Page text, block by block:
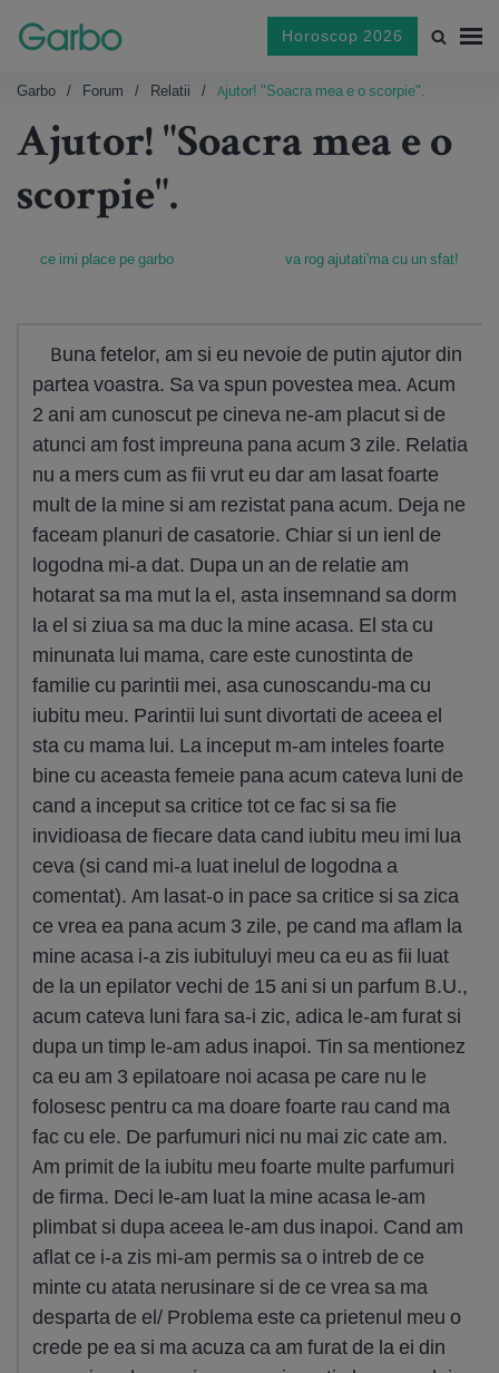
Horoscop 2026
Garbo Forum Relatii Ajutor! "Soacra mea e o scorpie".
Ajutor! "Soacra mea e o
scorpie".
ce imi place pe garbo va rog ajutati'ma cu un sfat!
Buna fetelor, am si eu nevoie de putin ajutor din
partea voastra. Sa va spun povestea mea. Acum
2 ani am cunoscut pe cineva ne-am placut si de
atunci am fost impreuna pana acum 3 zile. Relatia
nu a mers cum as fii vrut eu dar am lasat foarte
mult de la mine si am rezistat pana acum. Deja ne
faceam planuri de casatorie. Chiar si un ienl de
logodna mi-a dat. Dupa un an de relatie am
hotarat sa ma mut la el, asta insemnand sa dorm
la el si ziua sa ma duc la mine acasa. El sta cu
minunata lui mama, care este cunostinta de
familie cu parintii mei, asa cunoscandu-ma cu
iubitu meu. Parintii lui sunt divortati de aceea el
sta cu mama lui. La inceput m-am inteles foarte
bine cu aceasta femeie pana acum cateva luni de
cand a inceput sa critice tot ce fac si sa fie
invidioasa de fiecare data cand iubitu meu imi lua
ceva (si cand mi-a luat inelul de logodna a
comentat). Am lasat-o in pace sa critice si sa zica
ce vrea ea pana acum 3 zile, pe cand ma aflam la
mine acasa i-a zis iubituluyi meu ca eu as fii luat
de la un epilator vechi de 15 ani si un parfum B.U.,
acum cateva luni fara sa-i zic, adica le-am furat si
dupa un timp le-am adus inapoi. Tin sa mentionez
ca eu am 3 epilatoare noi acasa pe care nu le
folosesc pentru ca ma doare foarte rau cand ma
fac cu ele. De parfumuri nici nu mai zic cate am.
Am primit de la iubitu meu foarte multe parfumuri
de firma. Deci le-am luat la mine acasa le-am
plimbat si dupa aceea le-am dus inapoi. Cand am
aflat ce i-a zis mi-am permis sa o intreb de ce
minte cu atata nerusinare si de ce vrea sa ma
desparta de el/ Problema este ca prietenul meu o
crede pe ea si ma acuza ca am furat de la ei din